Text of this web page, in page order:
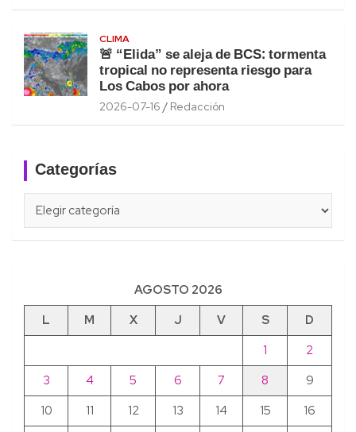
CLIMA
🚨 “Elida” se aleja de BCS: tormenta
tropical no representa riesgo para
Los Cabos por ahora
2026-07-16 Redacción
Categorías
AGOSTO 2026
L
M X J V S
D
1
2
3
4 5 6 7 8
9
10
11 12 13 14 15 16